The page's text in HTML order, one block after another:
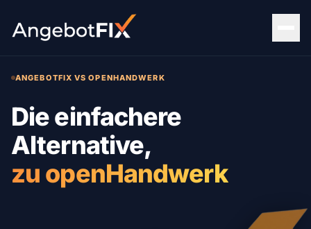
ANGEBOTFIX VS OPENHANDWERK
Die einfachere
Alternative,
zu openHandwerk